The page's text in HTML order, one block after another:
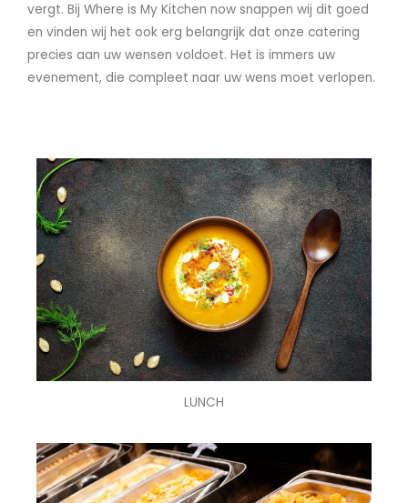
vergt. Bij Where is My Kitchen now snappen wij dit goed
en vinden wij het ook erg belangrijk dat onze catering
precies aan uw wensen voldoet. Het is immers uw
evenement, die compleet naar uw wens moet verlopen.
LUNCH